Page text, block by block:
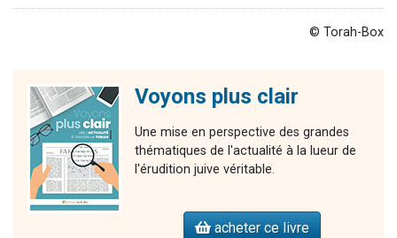
© Torah-Box
Voyons plus clair
Une mise en perspective des grandes
thématiques de l'actualité à la lueur de
l'érudition juive véritable.
acheter ce livre